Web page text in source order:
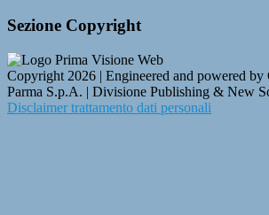
Sezione Copyright
Copyright 2026 | Engineered and powered by
Parma S.p.A. | Divisione Publishing & New
Disclaimer trattamento dati personali